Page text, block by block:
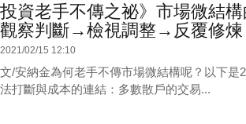
投資老手不傳之祕》市場微結
觀察判斷→檢視調整→反覆修煉
2021/02/15 12:10
文/安納金為何老手不傳市場微結構呢？以下是
法打斷與成本的連結：多數散戶的交易...